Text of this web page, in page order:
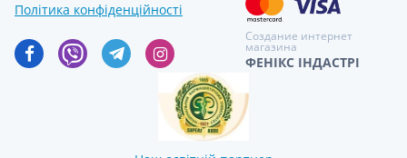
Політика конфіденційності
Создание интернет
магазина
ФЕНІКС ІНДАСТРІ